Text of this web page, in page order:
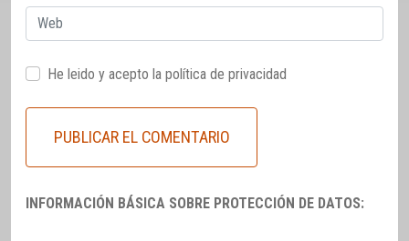
Web
He leido y acepto la política de privacidad
INFORMACIÓN BÁSICA SOBRE PROTECCIÓN DE DATOS: